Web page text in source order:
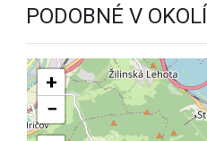
PODOBNÉ V OKOLÍ
+
−